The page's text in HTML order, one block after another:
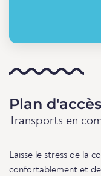
Plan d'accès
Transports en
Laisse le stress de la
confortablement et